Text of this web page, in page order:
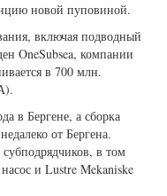
​​новой пуповиной.
включая подводный
OneSubsea, компании
в 700 млн.
в Бергене, а сборка
от Бергена.
субподрядчиков, в том
и Lustre Mekaniske